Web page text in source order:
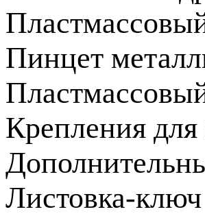
Пинцет
Крепления для
Листовка-